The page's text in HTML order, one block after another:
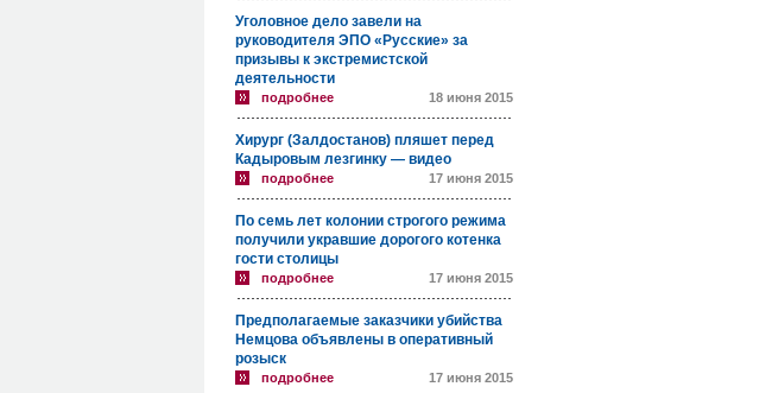
Уголовное дело завели на
руководителя ЭПО «Русские» за
призывы к экстремистской
деятельности
подробнее 18 июня 2015
Хирург (Залдостанов) пляшет перед
Кадыровым лезгинку — видео
подробнее 17 июня 2015
По семь лет колонии строгого режима
получили укравшие дорогого котенка
гости столицы
подробнее 17 июня 2015
Предполагаемые заказчики убийства
Немцова объявлены в оперативный
розыск
подробнее 17 июня 2015